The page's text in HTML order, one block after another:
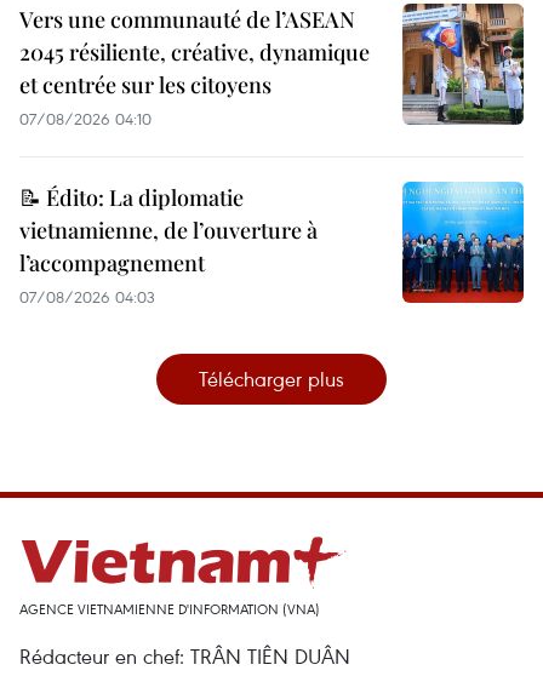
Vers une communauté de l’ASEAN
2045 résiliente, créative, dynamique
et centrée sur les citoyens
07/08/2026 04:10
📝 Édito: La diplomatie
vietnamienne, de l’ouverture à
l’accompagnement
07/08/2026 04:03
Télécharger plus
AGENCE VIETNAMIENNE D'INFORMATION (VNA)
Rédacteur en chef: TRÂN TIÊN DUÂN